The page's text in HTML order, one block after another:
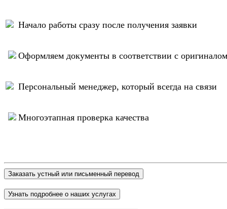
Начало работы сразу после получения заявки
Оформляем документы в соответствии с оригиналом
Персональный менеджер, который всегда на связи
Многоэтапная проверка качества